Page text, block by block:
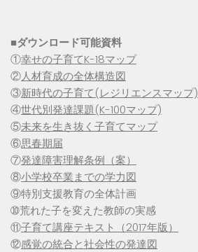
■ダウンロード可能資料
①幸せの子育てK-18マップ
②人材育成の全体構造図
③新時代の子育て(レジリエンスマップ)
④世代別発達課題(K-100マップ)
⑤未来を生き抜く子育てマップ
⑥思春期届
⑦発達障害理解条例（案）
⑧小学校卒業までの学力図
⑨特別支援教育の全体計画
➉荒れた子を変えた教師の実感
⑪子育て講座テキスト（2017年版）
⑫感覚の統合と社会性の発達図